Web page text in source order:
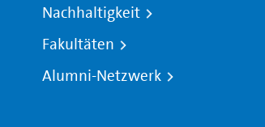
Nachhaltigkeit
Fakultäten
Alumni-Netzwerk